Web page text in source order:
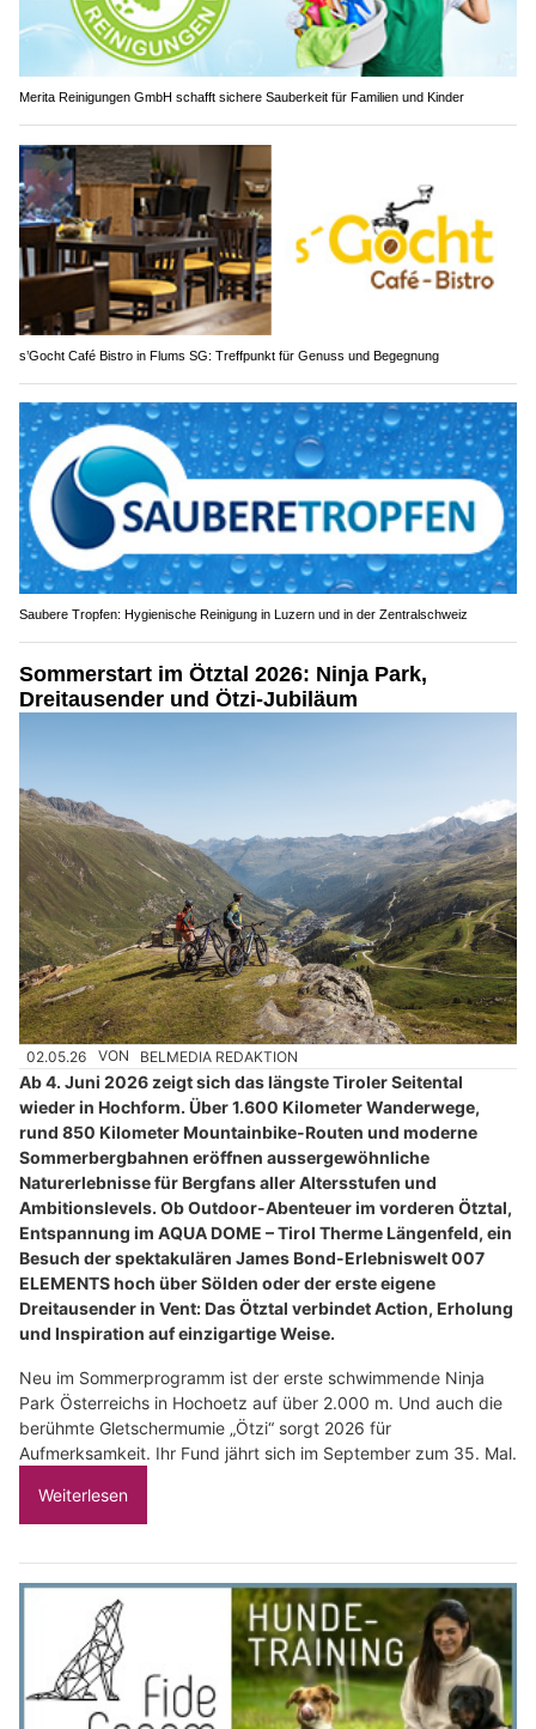
Merita Reinigungen GmbH schafft sichere Sauberkeit für Familien und Kinder
s’Gocht Café Bistro in Flums SG: Treffpunkt für Genuss und Begegnung
Saubere Tropfen: Hygienische Reinigung in Luzern und in der Zentralschweiz
Sommerstart im Ötztal 2026: Ninja Park,
Dreitausender und Ötzi-Jubiläum
02.05.26 VON BELMEDIA REDAKTION
Ab 4. Juni 2026 zeigt sich das längste Tiroler Seitental
wieder in Hochform. Über 1.600 Kilometer Wanderwege,
rund 850 Kilometer Mountainbike-Routen und moderne
Sommerbergbahnen eröffnen aussergewöhnliche
Naturerlebnisse für Bergfans aller Altersstufen und
Ambitionslevels. Ob Outdoor-Abenteuer im vorderen Ötztal,
Entspannung im AQUA DOME – Tirol Therme Längenfeld, ein
Besuch der spektakulären James Bond-Erlebniswelt 007
ELEMENTS hoch über Sölden oder der erste eigene
Dreitausender in Vent: Das Ötztal verbindet Action, Erholung
und Inspiration auf einzigartige Weise.
Neu im Sommerprogramm ist der erste schwimmende Ninja
Park Österreichs in Hochoetz auf über 2.000 m. Und auch die
berühmte Gletschermumie „Ötzi“ sorgt 2026 für
Aufmerksamkeit. Ihr Fund jährt sich im September zum 35. Mal.
Weiterlesen